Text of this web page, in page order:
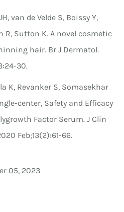
van de Velde S, Boissy Y,
R, Sutton K. A novel cosmetic
hair. Br J Dermatol.
30.
K, Revanker S, Somasekhar
center, Safety and Efficacy
Factor Serum. J Clin
Feb;13(2):61-66.
05, 2023